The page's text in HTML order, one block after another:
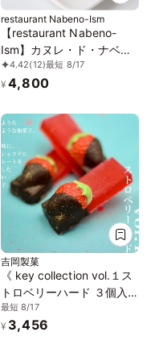
restaurant Nabeno-Ism
【restaurant Nabeno-
Ism】カヌレ・ド・ナベノ
イズム4種 20個入り
4.42(12)最短 8/17
¥ 4,800
吉岡製菓
《 key collection vol.１ス
トロベリーハード ３個入
り×4箱》《琥珀糖》ジュ
エリーボックス DAIFUKU
最短 8/17
¥ 3,456